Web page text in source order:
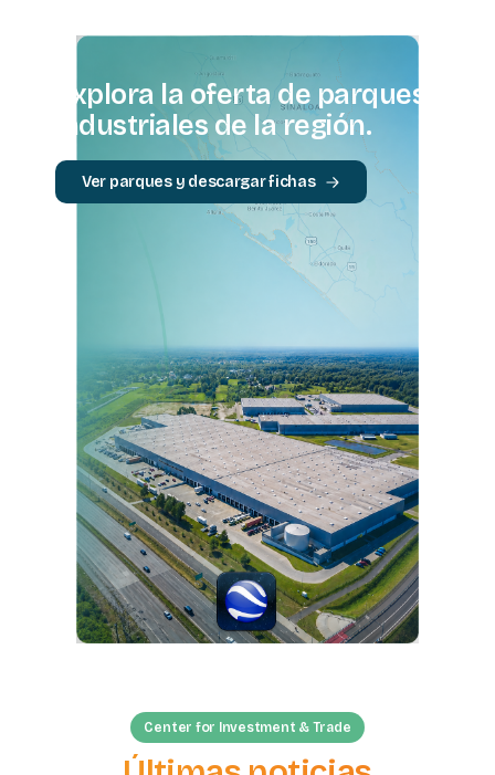
Explora la oferta de parques
industriales de laregión.
Ver parques y descargar fichas
Center for Investment & Trade